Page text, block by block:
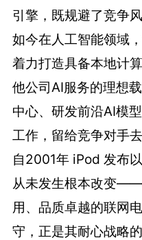
引擎，既规避了竞争
如今在人工智能领域
着力打造具备本地计
他公司AI服务的理想
中心、研发前沿AI模
工作，留给竞争对手去
自2001年 iPod 发布
从未发生根本改变
用、品质卓越的联网
守，正是其耐心战略的